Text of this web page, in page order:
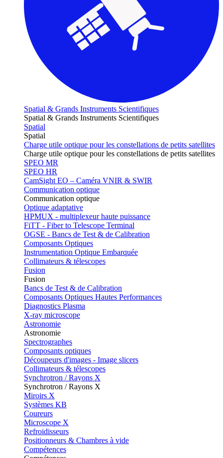
Spatial & Grands Instruments Scientifiques
Spatial & Grands Instruments Scientifiques
Spatial
Spatial
Charge utile optique pour les constellations de petits satellites
Charge utile optique pour les constellations de petits satellites
SPEO MR
SPEO HR
CamSight EO – Caméra VNIR & SWIR
Communication optique
Communication optique
Optique adaptative
HPMUX - multiplexeur haute puissance
FiTT - Fiber to Telescope Terminal
OGSE - Bancs de Test & de Calibration
Composants Optiques
Instrumentation Optique Embarquée
Collimateurs & télescopes
Fusion
Fusion
Bancs de Test & de Calibration
Composants Optiques Hautes Performances
Diagnostics Plasma
X-ray microscope
Astronomie
Astronomie
Spectrographes
Composants optiques
Découpeurs d'images - Image slicers
Collimateurs & télescopes
Synchrotron / Rayons X
Synchrotron / Rayons X
Miroirs X
Systèmes KB
Coureurs
Microscope X
Refroidisseurs
Positionneurs & Chambres à vide
Compétences